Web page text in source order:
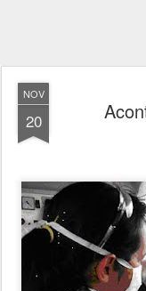
NOV
20